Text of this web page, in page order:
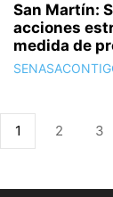
San Martín:
acciones
medida de
1 2 3